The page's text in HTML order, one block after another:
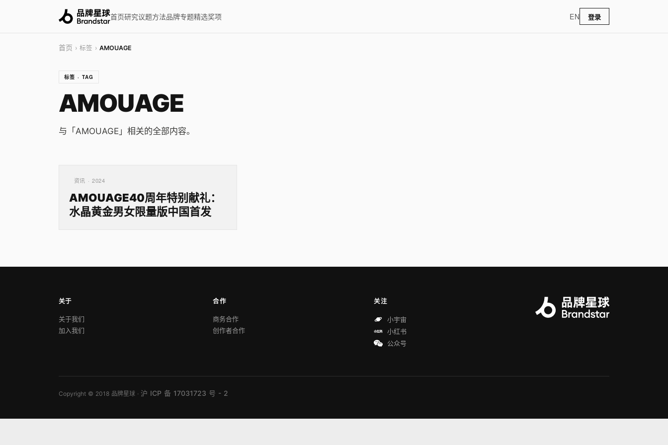
首页研究议题方法品牌专题精选奖项 EN 登录
首页 › 标签 › AMOUAGE
标签 · TAG
AMOUAGE
与「AMOUAGE」相关的全部内容。
资讯 · 2024
AMOUAGE40周年特别献礼：
水晶黄金男女限量版中国首发
关于
关于我们
加入我们
合作
商务合作
创作者合作
关注
小宇宙
小红书
公众号
Copyright © 2018 品牌星球 · 沪 ICP 备 17031723 号 - 2